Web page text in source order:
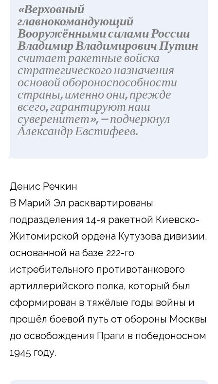
«Верховный
главнокомандующий
Вооружёнными силами России
Владимир Владимирович Путин
считает ракетные войска
стратегического назначения
основой обороноспособности
страны, именно они, прежде
всего, гарантируют наш
суверенитет», — подчеркнул
Александр Евстифеев.
Денис Речкин
В Марий Эл расквартированы
подразделения 14-я ракетной Киевско-
Житомирской ордена Кутузова дивизии,
основанной на базе 222-го
истребительного противотанкового
артиллерийского полка, который был
сформирован в тяжёлые годы войны и
прошёл боевой путь от обороны Москвы
до освобождения Праги в победоносном
1945 году.